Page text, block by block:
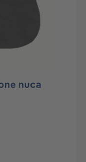
nuca